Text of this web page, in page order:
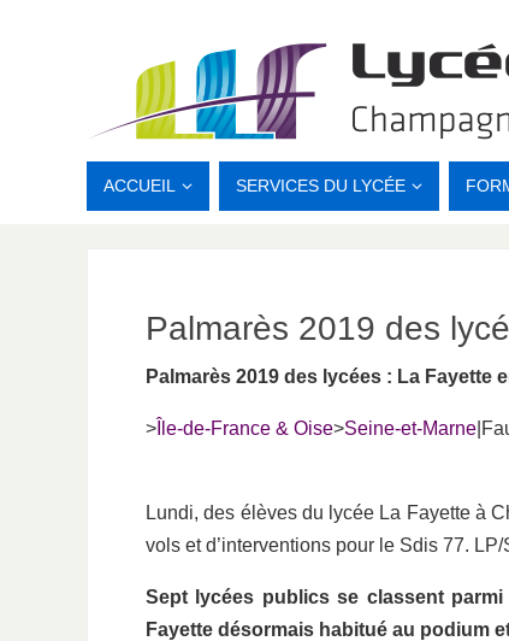
ACCUEIL SERVICES DU LYCÉE
Palmarès 2019 des
Palmarès 2019 des lycées : La Fayette
> Île-de-France & Oise>Seine-et-Marne
Lundi, des élèves du lycée La Fayette à
vols et d’interventions pour le Sdis 77.
Sept lycées publics se classent
Fayette désormais habitué au podium